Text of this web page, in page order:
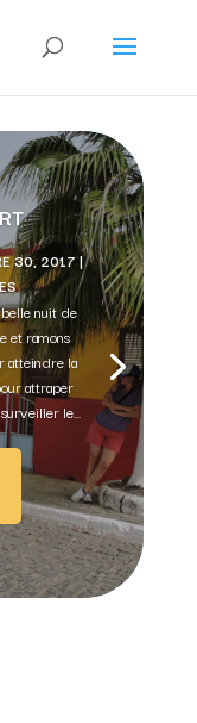
30, 2017|
nuit de
et ramons
atteindre la
attraper
le...